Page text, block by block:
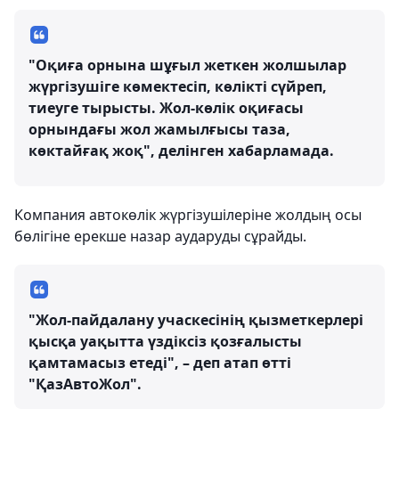
"Оқиға орнына шұғыл жеткен жолшылар
жүргізушіге көмектесіп, көлікті сүйреп,
тиеуге тырысты. Жол-көлік оқиғасы
орнындағы жол жамылғысы таза,
көктайғақ жоқ", делінген хабарламада.
Компания автокөлік жүргізушілеріне жолдың осы
бөлігіне ерекше назар аударуды сұрайды.
"Жол-пайдалану учаскесінің қызметкерлері
қысқа уақытта үздіксіз қозғалысты
қамтамасыз етеді", – деп атап өтті
"ҚазАвтоЖол".